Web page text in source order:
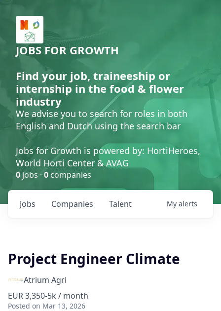
JOBS FOR GROWTH
Find your job, traineeship or
internship in the food & flower
industry
We advise you to search for roles in both
English and Dutch using the search bar
Jobs for Growth is powered by: HortiHeroes,
World Horti Center & AVAG
0 jobs · 0 companies
Jobs Companies Talent My alerts
Project Engineer Climate
Atrium Agri
EUR 3,350-5k / month
Posted on Mar 13, 2026